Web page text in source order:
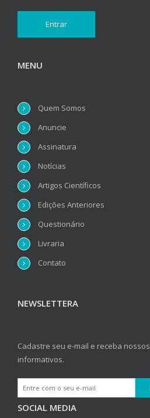
MENU
Quem Somos
Anuncie
Assinatura
Notícias
Artigos Científicos
Edições Anteriores
Questionário
Livraria
Contato
NEWSLETTERA
Cadastre seu e-mail e receba nossos
informativos.
SOCIAL MEDIA